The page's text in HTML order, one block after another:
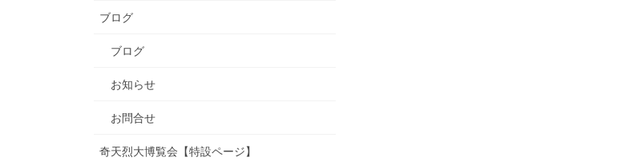
ブログ
ブログ
お知らせ
お問合せ
奇天烈大博覧会【特設ページ】